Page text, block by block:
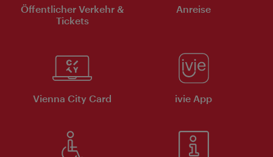
Öffentlicher Verkehr &
Tickets
Anreise
Vienna City Card ivie App